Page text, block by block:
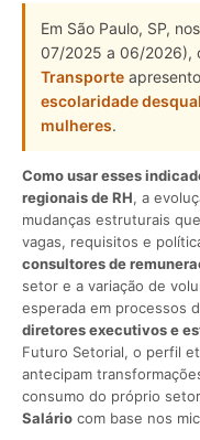
Em São Paulo, SP,
07/2025 a 06/2026),
Transporte
escolaridade
mulheres.
Como usar esses
regionais de RH, a
mudanças estruturais
vagas, requisitos e
consultores de
setor e a variação de
esperada em processos
diretores executivos e
Futuro Setorial, o perfil
antecipam
consumo do próprio
Salário com base nos